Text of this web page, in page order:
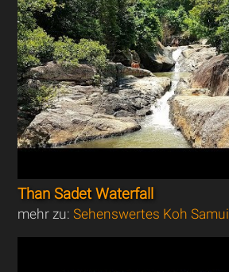
Than Sadet Waterfall
mehr zu:Sehenswertes Koh Samui